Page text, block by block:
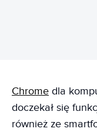
Chrome dla
doczekał się
również ze